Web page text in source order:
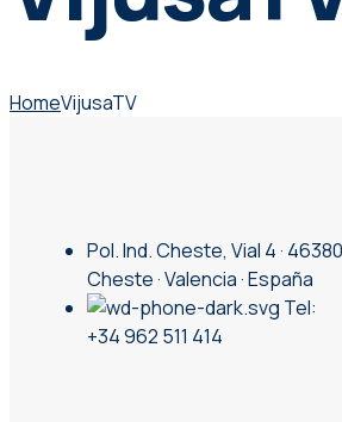
HomeVijusaTV
Pol. Ind. Cheste, Vial 4 · 46380
Cheste · Valencia · España
Tel:
+34 962 511 414